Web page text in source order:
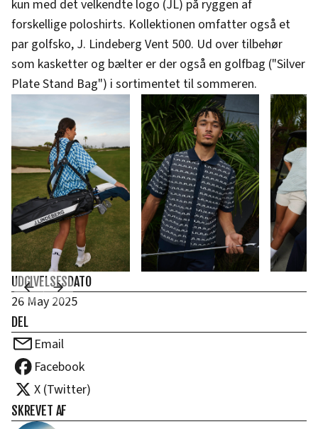
kun med det velkendte logo (JL) på ryggen af
forskellige poloshirts. Kollektionen omfatter også et
par golfsko, J. Lindeberg Vent 500. Ud over tilbehør
som kasketter og bælter er der også en golfbag ("Silver
Plate Stand Bag") i sortimentet til sommeren.
UDGIVELSESDATO
26 May 2025
DEL
Email
Facebook
X (Twitter)
SKREVET AF